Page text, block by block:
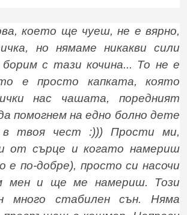
което ще чуеш, не е вярно,
но нямаме никакви сили
с тази кочина... То не е
е просто капката, която
нас чашата, поредният
помогнем на едно болно дете
твоя чест :))) Прости ми,
от сърце и когато намериш
е по-добре), просто си насочи
мен и ще ме намериш. Този
много стабилен сън. Няма